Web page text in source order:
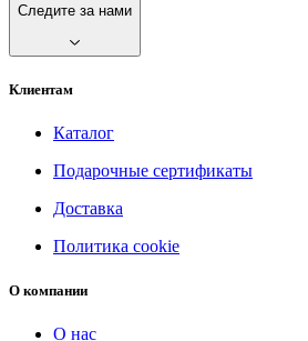
Следите за нами
Клиентам
Каталог
Подарочные сертификаты
Доставка
Политика cookie
О компании
О нас